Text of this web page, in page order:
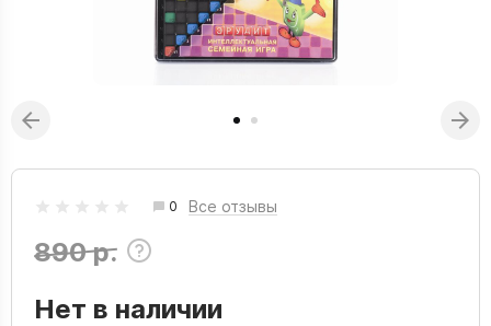
0 Все отзывы
890 р.
Нет в наличии